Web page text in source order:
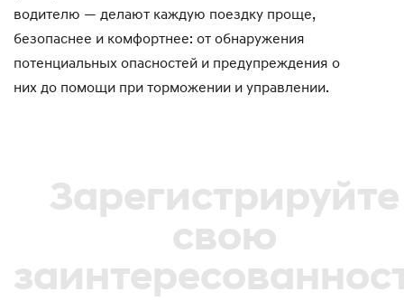
водителю — делают каждую поездку проще,
безопаснее и комфортнее: от обнаружения
потенциальных опасностей и предупреждения о
них до помощи при торможении и управлении.
Зарегистрируйте
свою